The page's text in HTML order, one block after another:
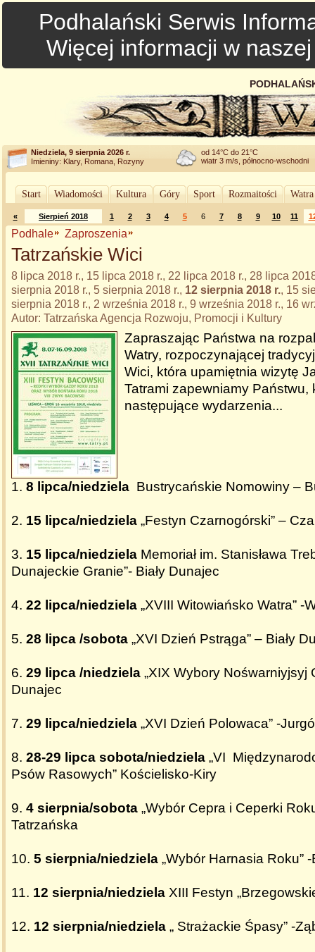
Podhalański Serwis
Więcej informacji w
Niedziela, 9 sierpnia 2026 r.
Imieniny: Klary, Romana, Rozyny
od 14°C do 21°C
wiatr 3 m/s, północno-wschodni
Start Wiadomości Kultura Góry Sport Rozmaitości
« Sierpień 2018 1 2 3 4 5 6 7 8 9 10 11
Podhale Zaproszenia
Tatrzańskie Wici
8 lipca 2018 r., 15 lipca 2018 r., 22 lipca 2018 r., 28 lipca
sierpnia 2018 r., 5 sierpnia 2018 r., 12 sierpnia 2018 r., 15
sierpnia 2018 r., 2 września 2018 r., 9 września 2018 r., 16
Autor: Tatrzańska Agencja Rozwoju, Promocji i Kultury
Zapraszając Państwa na
Watry, rozpoczynającej
Wici, która upamiętnia wizytę
Tatrami zapewniamy Państwu,
następujące wydarzenia...
1. 8 lipca/niedziela Bustrycańskie Nomowiny –
2. 15 lipca/niedziela „Festyn Czarnogórski” –
3. 15 lipca/niedziela Memoriał im. Stanisława
Dunajeckie Granie”- Biały Dunajec
4. 22 lipca/niedziela „XVIII Witowiańsko Watra” -
5. 28 lipca /sobota „XVI Dzień Pstrąga” – Biały
6. 29 lipca /niedziela „XIX Wybory Nośwarniyjsyj
Dunajec
7. 29 lipca/niedziela „XVI Dzień Polowaca” -
8. 28-29 lipca sobota/niedziela „VI
Psów Rasowych” Kościelisko-Kiry
9. 4 sierpnia/sobota „Wybór Cepra i Ceperki
Tatrzańska
10. 5 sierpnia/niedziela „Wybór Harnasia Roku”
11. 12 sierpnia/niedziela XIII Festyn
12. 12 sierpnia/niedziela „ Strażackie Śpasy” -